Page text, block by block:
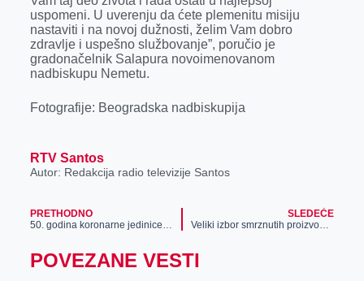
uspomeni. U uverenju da ćete plemenitu misiju
nastaviti i na novoj dužnosti, želim Vam dobro
zdravlje i uspešno službovanje”, poručio je
gradonačelnik Salapura novoimenovanom
nadbiskupu Nemetu.
Fotografije: Beogradska nadbiskupija
RTV Santos
Autor: Redakcija radio televizije Santos
PRETHODNO
50. godina koronarne jedinice opšte bolnice u Zrenjaninu
SLEDEĆE
Veliki izbor smrznutih proizvoda u prodavnici Iglo 023 na Zelenom polju
POVEZANE VESTI